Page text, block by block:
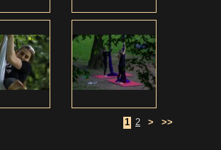
1 2 > >>